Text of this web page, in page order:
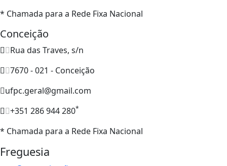
* Chamada para a Rede Fixa Nacional
Conceição
Rua das Traves, s/n
7670 - 021 - Conceição
ufpc.geral@gmail.com
+351 286 944 280*
* Chamada para a Rede Fixa Nacional
Freguesia